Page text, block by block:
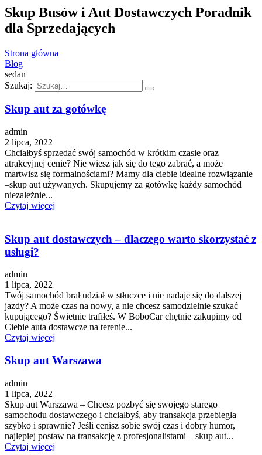
Skup Busów i Aut Dostawczych Poradnik
dla Sprzedających
Strona główna
Blog
sedan
Szukaj:
Skup aut za gotówkę
admin
2 lipca, 2022
Chciałbyś sprzedać swój samochód w krótkim czasie oraz
atrakcyjnej cenie? Nie wiesz jak się do tego zabrać, a może
martwisz się formalnościami? Mamy dla ciebie idealne rozwiązanie
–skup aut używanych. Skupujemy za gotówkę każdy samochód
niezależnie...
Czytaj więcej
Skup aut dostawczych – dlaczego warto skorzystać z
usługi?
admin
1 lipca, 2022
Twój samochód brał udział w stłuczce i nie nadaje się do dalszej
jazdy? A może czas na nowy, a nie chcesz samodzielnie szukać
kupującego? Świetnie trafiłeś. W BoboCar chętnie zakupimy od
Ciebie auta dostawcze na terenie...
Czytaj więcej
Skup aut Warszawa
admin
1 lipca, 2022
Skup aut Warszawa – Chcesz pozbyć się swojego starego
samochodu dostawczego i chciałbyś, aby transakcja przebiegła
szybko i sprawnie? Jeśli cenisz sobie swój czas i dobry humor,
najlepiej postaw na transakcję z profesjonalistami – skup aut...
Czytaj więcej